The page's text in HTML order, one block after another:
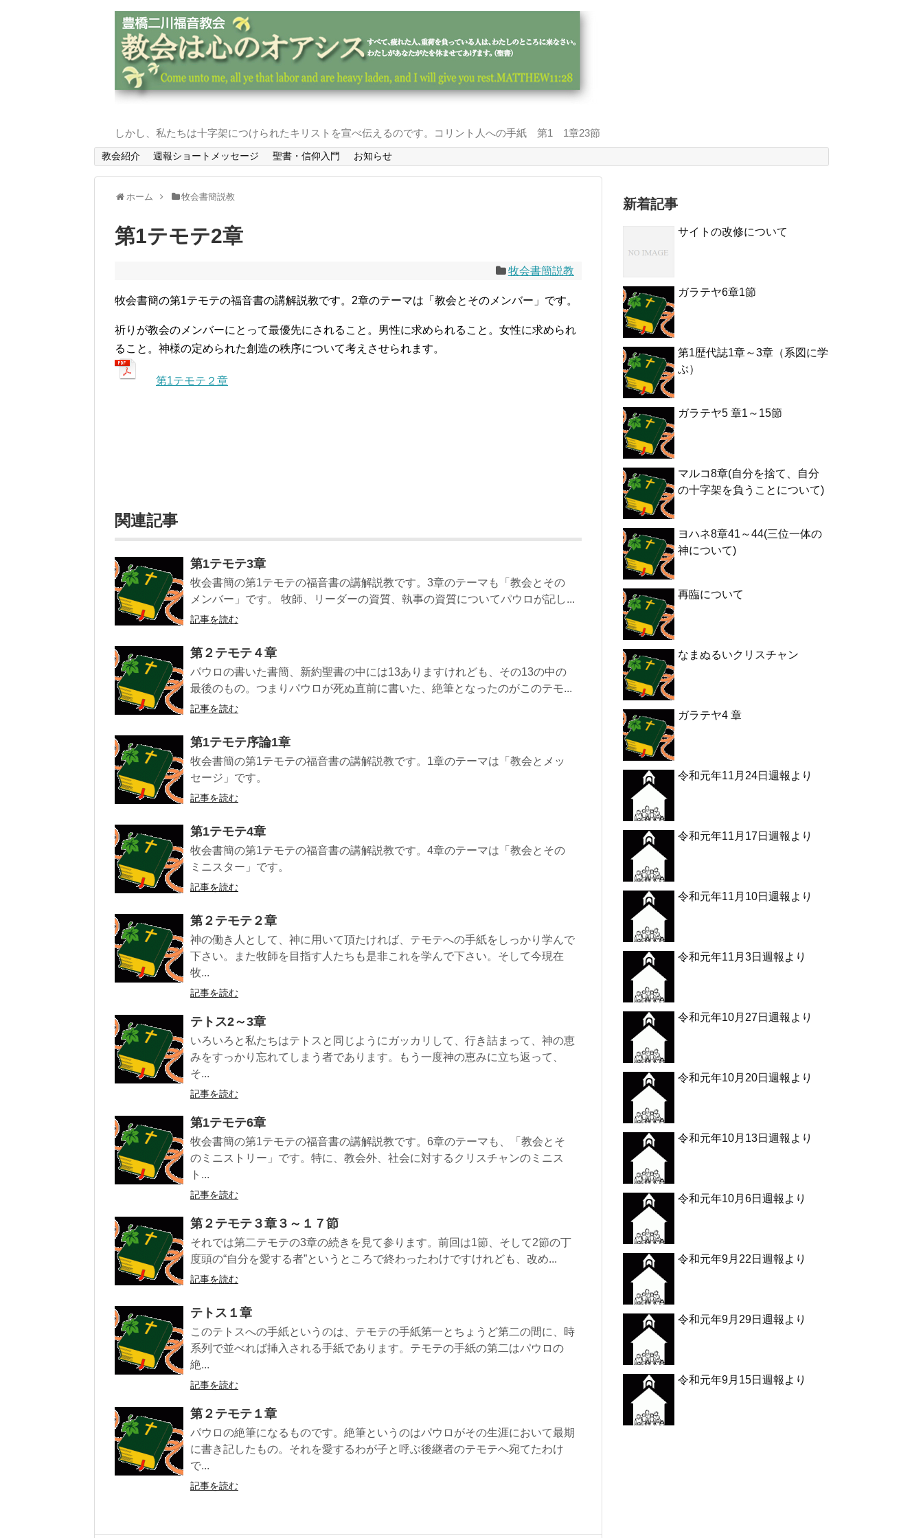
しかし、私たちは十字架につけられたキリストを宣べ伝えるのです。コリント人への手紙 第1 1章23節
教会紹介 週報ショートメッセージ 聖書・信仰入門 お知らせ
ホーム 牧会書簡説教
第1テモテ2章
牧会書簡説教
牧会書簡の第1テモテの福音書の講解説教です。2章のテーマは「教会とそのメンバー」です。
祈りが教会のメンバーにとって最優先にされること。男性に求められること。女性に求められ
ること。神様の定められた創造の秩序について考えさせられます。
第1テモテ２章
関連記事
第1テモテ3章
牧会書簡の第1テモテの福音書の講解説教です。3章のテーマも「教会とその
メンバー」です。 牧師、リーダーの資質、執事の資質についてパウロが記し...
記事を読む
第２テモテ４章
パウロの書いた書簡、新約聖書の中には13ありますけれども、その13の中の
最後のもの。つまりパウロが死ぬ直前に書いた、絶筆となったのがこのテモ...
記事を読む
第1テモテ序論1章
牧会書簡の第1テモテの福音書の講解説教です。1章のテーマは「教会とメッ
セージ」です。
記事を読む
第1テモテ4章
牧会書簡の第1テモテの福音書の講解説教です。4章のテーマは「教会とその
ミニスター」です。
記事を読む
第２テモテ２章
神の働き人として、神に用いて頂たければ、テモテへの手紙をしっかり学んで
下さい。また牧師を目指す人たちも是非これを学んで下さい。そして今現在
牧...
記事を読む
テトス2～3章
いろいろと私たちはテトスと同じようにガッカリして、行き詰まって、神の恵
みをすっかり忘れてしまう者であります。もう一度神の恵みに立ち返って、
そ...
記事を読む
第1テモテ6章
牧会書簡の第1テモテの福音書の講解説教です。6章のテーマも、「教会とそ
のミニストリー」です。特に、教会外、社会に対するクリスチャンのミニス
ト...
記事を読む
第２テモテ３章３～１７節
それでは第二テモテの3章の続きを見て参ります。前回は1節、そして2節の丁
度頭の“自分を愛する者”というところで終わったわけですけれども、改め...
記事を読む
テトス１章
このテトスへの手紙というのは、テモテの手紙第一とちょうど第二の間に、時
系列で並べれば挿入される手紙であります。テモテの手紙の第二はパウロの
絶...
記事を読む
第２テモテ１章
パウロの絶筆になるものです。絶筆というのはパウロがその生涯において最期
に書き記したもの。それを愛するわが子と呼ぶ後継者のテモテへ宛てたわけ
で...
記事を読む
新着記事
サイトの改修について
ガラテヤ6章1節
第1歴代誌1章～3章（系図に学
ぶ）
ガラテヤ5 章1～15節
マルコ8章(自分を捨て、自分
の十字架を負うことについて)
ヨハネ8章41～44(三位一体の
神について)
再臨について
なまぬるいクリスチャン
ガラテヤ4 章
令和元年11月24日週報より
令和元年11月17日週報より
令和元年11月10日週報より
令和元年11月3日週報より
令和元年10月27日週報より
令和元年10月20日週報より
令和元年10月13日週報より
令和元年10月6日週報より
令和元年9月22日週報より
令和元年9月29日週報より
令和元年9月15日週報より